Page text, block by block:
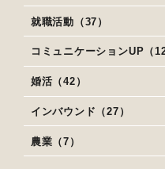
就職活動（37）
コミュニケーションUP（
婚活（42）
インバウンド（27）
農業（7）